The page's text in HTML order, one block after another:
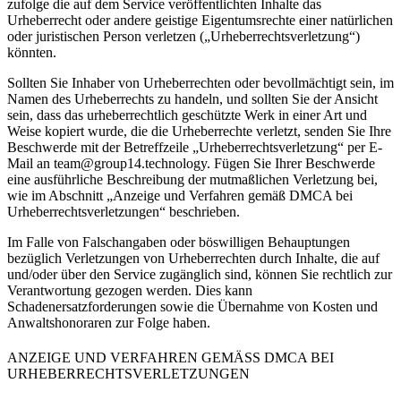
zufolge die auf dem Service veröffentlichten Inhalte das
Urheberrecht oder andere geistige Eigentumsrechte einer natürlichen
oder juristischen Person verletzen („Urheberrechtsverletzung“)
könnten.
Sollten Sie Inhaber von Urheberrechten oder bevollmächtigt sein, im
Namen des Urheberrechts zu handeln, und sollten Sie der Ansicht
sein, dass das urheberrechtlich geschützte Werk in einer Art und
Weise kopiert wurde, die die Urheberrechte verletzt, senden Sie Ihre
Beschwerde mit der Betreffzeile „Urheberrechtsverletzung“ per E-
Mail an team@group14.technology. Fügen Sie Ihrer Beschwerde
eine ausführliche Beschreibung der mutmaßlichen Verletzung bei,
wie im Abschnitt „Anzeige und Verfahren gemäß DMCA bei
Urheberrechtsverletzungen“ beschrieben.
Im Falle von Falschangaben oder böswilligen Behauptungen
bezüglich Verletzungen von Urheberrechten durch Inhalte, die auf
und/oder über den Service zugänglich sind, können Sie rechtlich zur
Verantwortung gezogen werden. Dies kann
Schadenersatzforderungen sowie die Übernahme von Kosten und
Anwaltshonoraren zur Folge haben.
ANZEIGE UND VERFAHREN GEMÄSS DMCA BEI
URHEBERRECHTSVERLETZUNGEN